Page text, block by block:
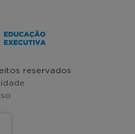
reservados